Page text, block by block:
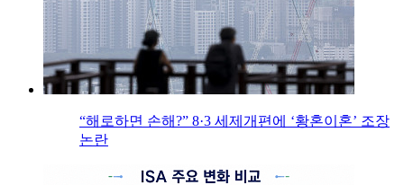
“해로하면 손해?” 8·3 세제개편에 ‘황혼이혼’ 조장
논란